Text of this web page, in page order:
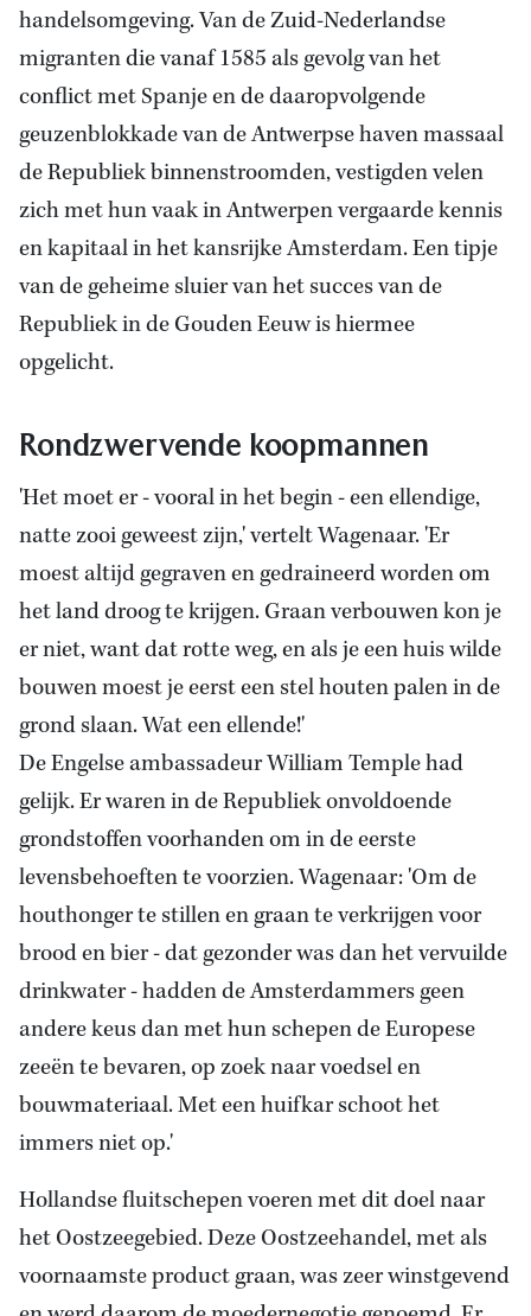
handelsomgeving. Van de Zuid-Nederlandse
migranten die vanaf 1585 als gevolg van het
conflict met Spanje en de daaropvolgende
geuzenblokkade van de Antwerpse haven massaal
de Republiek binnenstroomden, vestigden velen
zich met hun vaak in Antwerpen vergaarde kennis
en kapitaal in het kansrijke Amsterdam. Een tipje
van de geheime sluier van het succes van de
Republiek in de Gouden Eeuw is hiermee
opgelicht.
Rondzwervende koopmannen
'Het moet er - vooral in het begin - een ellendige,
natte zooi geweest zijn,' vertelt Wagenaar. 'Er
moest altijd gegraven en gedraineerd worden om
het land droog te krijgen. Graan verbouwen kon je
er niet, want dat rotte weg, en als je een huis wilde
bouwen moest je eerst een stel houten palen in de
grond slaan. Wat een ellende!'
De Engelse ambassadeur William Temple had
gelijk. Er waren in de Republiek onvoldoende
grondstoffen voorhanden om in de eerste
levensbehoeften te voorzien. Wagenaar: 'Om de
houthonger te stillen en graan te verkrijgen voor
brood en bier - dat gezonder was dan het vervuilde
drinkwater - hadden de Amsterdammers geen
andere keus dan met hun schepen de Europese
zeeën te bevaren, op zoek naar voedsel en
bouwmateriaal. Met een huifkar schoot het
immers niet op.'
Hollandse fluitschepen voeren met dit doel naar
het Oostzeegebied. Deze Oostzeehandel, met als
voornaamste product graan, was zeer winstgevend